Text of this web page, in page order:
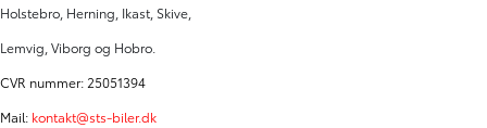
Holstebro, Herning, Ikast, Skive,
Lemvig, Viborg og Hobro.
CVR nummer: 25051394
Mail: kontakt@sts-biler.dk